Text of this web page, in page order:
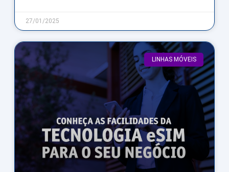
27/01/2025
LINHAS MÓVEIS